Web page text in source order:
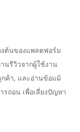
ต้นของแพลตฟอร์ม
นรีวิวจากผู้ใช้งาน
กค้า, และอ่านข้อแม้
รถอน เพื่อเลี่ยงปัญหา